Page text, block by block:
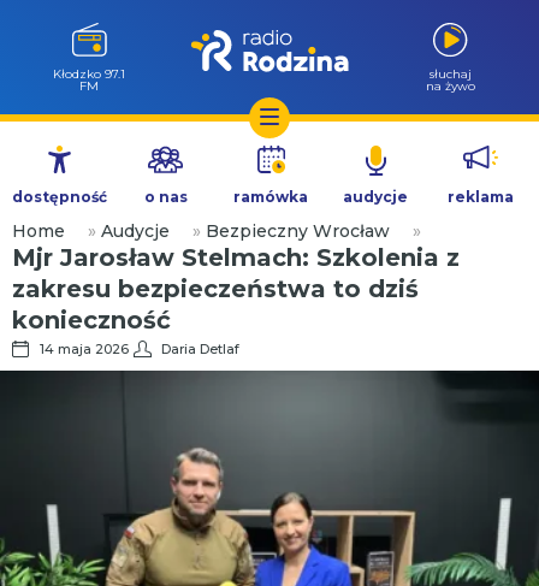
Przejdź
treści
Wołów 99.6
FM
słuchaj
na żywo
dostępność o nas ramówka audycje reklama
Home » Audycje » Bezpieczny Wrocław »
Mjr Jarosław Stelmach: Szkolenia z
zakresu bezpieczeństwa to dziś
konieczność
14 maja 2026 Daria Detlaf